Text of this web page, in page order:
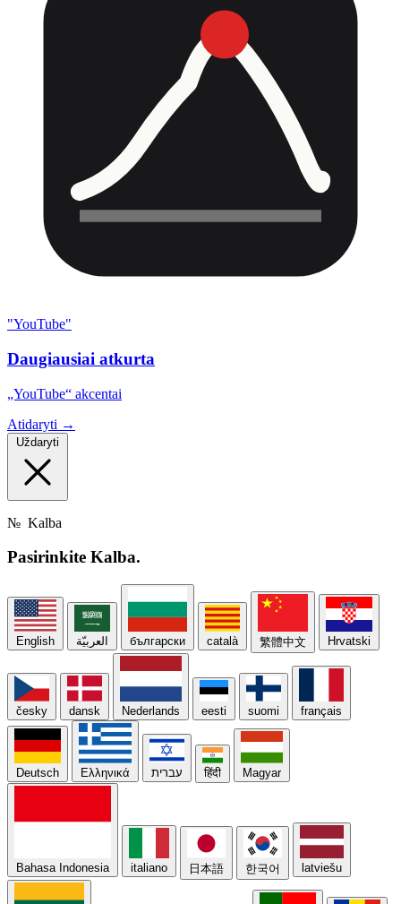
"YouTube"
Daugiausiai atkurta
„YouTube“ akcentai
Atidaryti →
Uždaryti
№ Kalba
Pasirinkite Kalba.
English العربيّة български català 繁體中文 Hrvatski
česky dansk Nederlands eesti suomi français
Deutsch Ελληνικά עברית हिंदी Magyar
Bahasa Indonesia italiano 日本語 한국어 latviešu